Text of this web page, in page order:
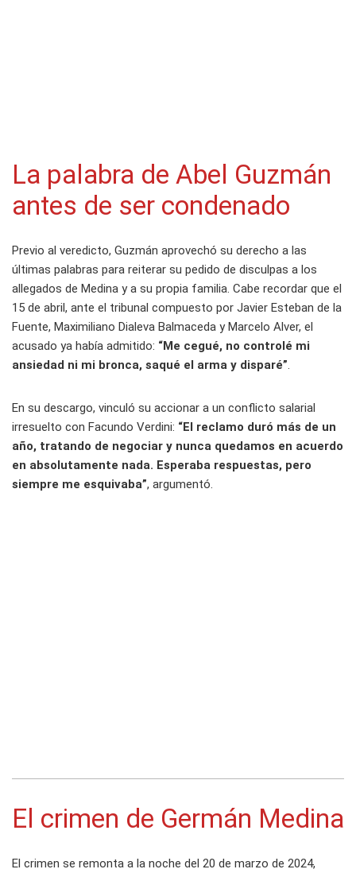
La palabra de Abel Guzmán
antes de ser condenado
Previo al veredicto, Guzmán aprovechó su derecho a las
últimas palabras para reiterar su pedido de disculpas a los
allegados de Medina y a su propia familia. Cabe recordar que el
15 de abril, ante el tribunal compuesto por Javier Esteban de la
Fuente, Maximiliano Dialeva Balmaceda y Marcelo Alver, el
acusado ya había admitido: “Me cegué, no controlé mi
ansiedad ni mi bronca, saqué el arma y disparé”.
En su descargo, vinculó su accionar a un conflicto salarial
irresuelto con Facundo Verdini: “El reclamo duró más de un
año, tratando de negociar y nunca quedamos en acuerdo
en absolutamente nada. Esperaba respuestas, pero
siempre me esquivaba”, argumentó.
El crimen de Germán Medina
El crimen se remonta a la noche del 20 de marzo de 2024,